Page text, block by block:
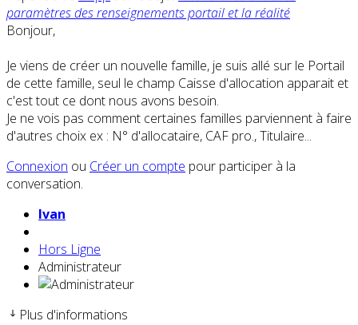
paramètres des renseignements portail et la réalité
Bonjour,
Je viens de créer un nouvelle famille, je suis allé sur le Portail
de cette famille, seul le champ Caisse d'allocation apparait et
c'est tout ce dont nous avons besoin.
Je ne vois pas comment certaines familles parviennent à faire
d'autres choix ex : N° d'allocataire, CAF pro., Titulaire...
Connexion ou Créer un compte pour participer à la
conversation.
Ivan
Hors Ligne
Administrateur
Plus d'informations